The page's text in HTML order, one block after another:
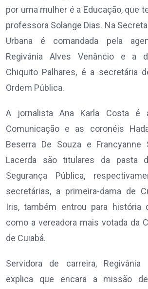
por uma mulher é a Educação, que
professora Solange Dias. Na
Urbana é comandada pela
Regivânia Alves Venâncio e a
Chiquito Palhares, é a secretária
Ordem Pública.
A jornalista Ana Karla Costa é
Comunicação e as coronéis
Beserra De Souza e Francyanne
Lacerda são titulares da pasta
Segurança Pública,
secretárias, a primeira-dama de
Iris, também entrou para história
como a vereadora mais votada da
de Cuiabá.
Servidora de carreira, Regivânia
explica que encara a missão